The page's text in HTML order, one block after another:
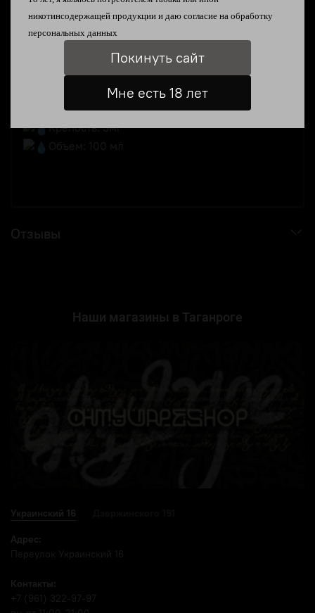
Pine - Необычный хвойный микс с тропическим
Sorbet - Фруктовый сорбет из винограда и
Toast - Тост с маслом и джемом из лесных ягод
Состав: 70/30 VG/PG
Крепость: 3мг
Объем: 100 мл
Отзывы
Наши магазины в Таганроге
Украинский 16
Адрес:
Переулок Украинский 16
Контакты:
+7 (961) 322-97-97
никотинсодержащей продукции и даю согласие на обработку
персональных данных
Покинуть сайт
Мне есть 18 лет